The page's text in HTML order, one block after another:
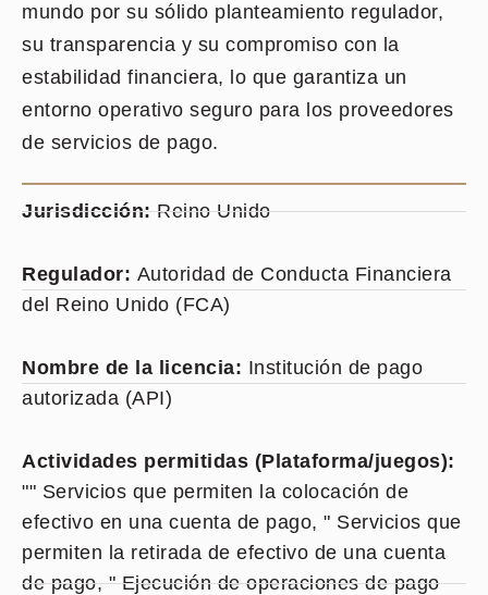
mundo por su sólido planteamiento regulador,
su transparencia y su compromiso con la
estabilidad financiera, lo que garantiza un
entorno operativo seguro para los proveedores
de servicios de pago.
Jurisdicción:Reino Unido
Regulador: Autoridad de Conducta Financiera
del Reino Unido (FCA)
Nombre de la licencia: Institución de pago
autorizada (API)
Actividades permitidas (Plataforma/juegos):
"" Servicios que permiten la colocación de
efectivo en una cuenta de pago, " Servicios que
permiten la retirada de efectivo de una cuenta
de pago, " Ejecución de operaciones de pago